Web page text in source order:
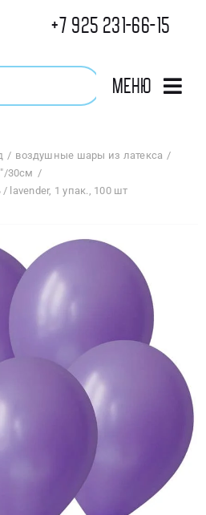
+7 925 231-66-15
Меню
воздушные шары из латекса
30см
lavender, 1 упак., 100 шт